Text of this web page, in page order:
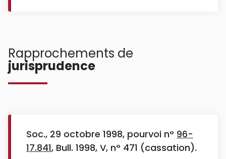
Rapprochements de
jurisprudence
Soc., 29 octobre 1998, pourvoi n° 96-
17.841, Bull. 1998, V, n° 471 (cassation).